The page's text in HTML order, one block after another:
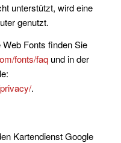
unterstützt, wird eine
genutzt.
Fonts finden Sie
fonts/faqund in der
.
Kartendienst Google